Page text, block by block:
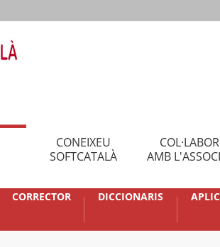
CONEIXEU
SOFTCATALÀ
AMB
CORRECTOR DICCIONARIS